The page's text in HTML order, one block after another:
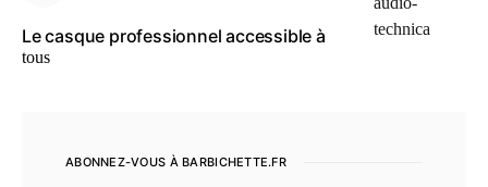
Le casque professionnel accessible à
tous
ABONNEZ-VOUS À BARBICHETTE.FR